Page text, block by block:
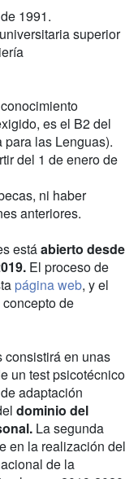
1991.
superior
es el B2 del
las Lenguas).
del 1 de enero de
ni haber
anteriores.
estáabierto desde
El proceso de
página web, y el
de
consistirá en unas
un test psicotécnico
adaptación
dominio del
La segunda
en la realización del
de la